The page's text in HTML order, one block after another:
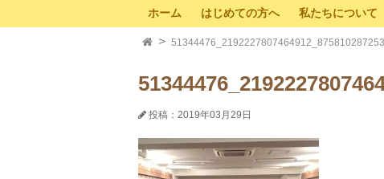
ホーム はじめての方へ 私たちについて
投稿：2019年03月29日